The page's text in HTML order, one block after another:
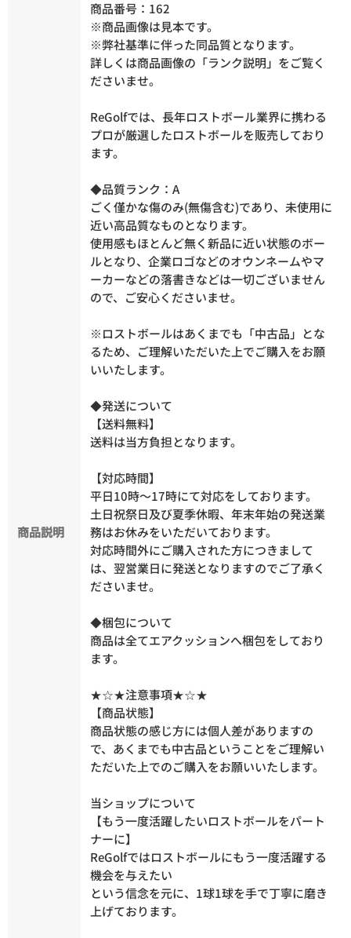
商品説明
商品番号：162
※商品画像は見本です。
※弊社基準に伴った同品質となります。
詳しくは商品画像の「ランク説明」をご覧く
ださいませ。
ReGolfでは、長年ロストボール業界に携わる
プロが厳選したロストボールを販売しており
ます。
◆品質ランク：A
ごく僅かな傷のみ(無傷含む)であり、未使用に
近い高品質なものとなります。
使用感もほとんど無く新品に近い状態のボー
ルとなり、企業ロゴなどのオウンネームやマ
ーカーなどの落書きなどは一切ございません
ので、ご安心くださいませ。
※ロストボールはあくまでも「中古品」とな
るため、ご理解いただいた上でご購入をお願
いいたします。
◆発送について
【送料無料】
送料は当方負担となります。
【対応時間】
平日10時～17時にて対応をしております。
土日祝祭日及び夏季休暇、年末年始の発送業
務はお休みをいただいております。
対応時間外にご購入された方につきまして
は、翌営業日に発送となりますのでご了承く
ださいませ。
◆梱包について
商品は全てエアクッションへ梱包をしており
ます。
★☆★注意事項★☆★
【商品状態】
商品状態の感じ方には個人差がありますの
で、あくまでも中古品ということをご理解い
ただいた上でのご購入をお願いいたします。
当ショップについて
【もう一度活躍したいロストボールをパート
ナーに】
ReGolfではロストボールにもう一度活躍する
機会を与えたい
という信念を元に、1球1球を手で丁寧に磨き
上げております。